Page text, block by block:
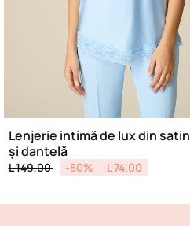
Lenjerie intimă de lux din satin
și dantelă
Price reduced from
L 149,00 to-50% L 74,00